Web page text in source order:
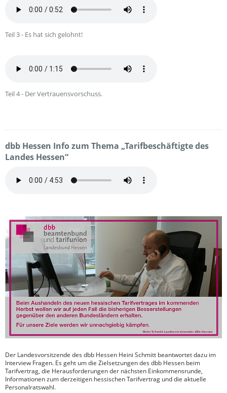
Teil 3 - Es hat sich gelohnt!
Teil 4 - Der Vertrauensvorschuss.
dbb Hessen Info zum Thema „Tarifbeschäftigte des
Landes Hessen“
Der Landesvorsitzende des dbb Hessen Heini Schmitt beantwortet dazu im
Interview Fragen. Es geht um die Zielsetzungen des dbb Hessen beim
Tarifvertrag, die Herausforderungen der nächsten Einkommensrunde,
Informationen zum derzeitigen hessischen Tarifvertrag und die aktuelle
Personalratswahl.